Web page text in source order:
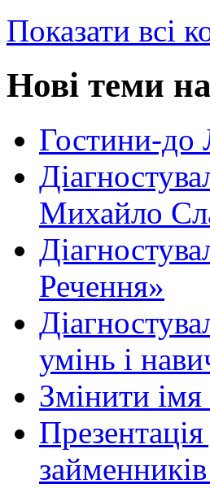
Показати всі
Нові теми
Гостини-до
Михайло
Речення»
умінь і
Змінити імя